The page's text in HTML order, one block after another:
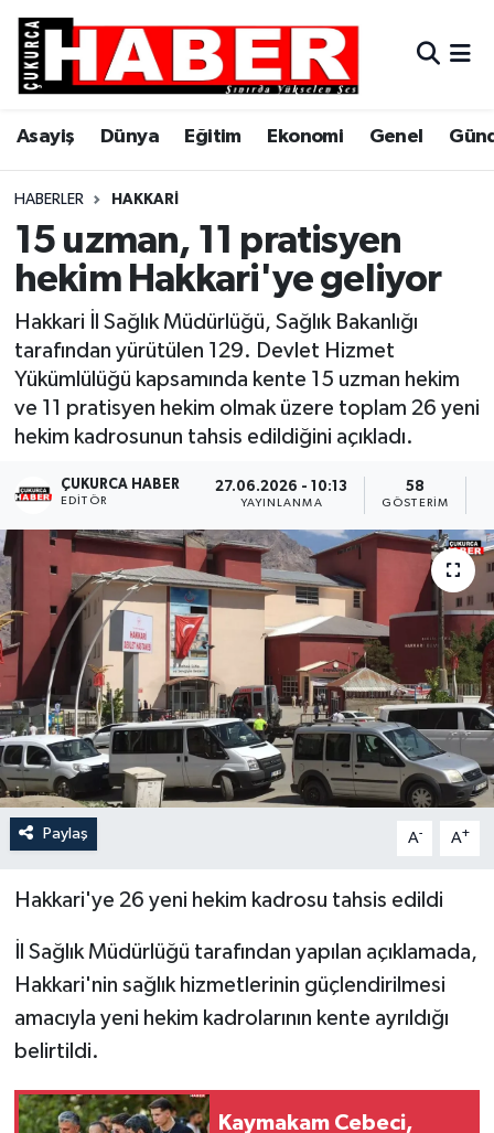
Asayiş Dünya Eğitim Ekonomi Genel
HABERLER HAKKARI
15 uzman, 11 pratisyen
hekim Hakkari'ye geliyor
Hakkari İl Sağlık Müdürlüğü, Sağlık Bakanlığı
tarafından yürütülen 129. Devlet Hizmet
Yükümlülüğü kapsamında kente 15 uzman hekim
ve 11 pratisyen hekim olmak üzere toplam 26 yeni
hekim kadrosunun tahsis edildiğini açıkladı.
ÇUKURCA HABER
EDITÖR
27.06.2026 - 10:13
YAYINLANMA
58
GÖSTERIM
Paylaş A- A+
Hakkari'ye 26 yeni hekim kadrosu tahsis edildi
İl Sağlık Müdürlüğü tarafından yapılan açıklamada,
Hakkari'nin sağlık hizmetlerinin güçlendirilmesi
amacıyla yeni hekim kadrolarının kente ayrıldığı
belirtildi.
Kaymakam Cebeci,
Asayiş
Dünya
Eğitim
Ekonomi
Genel
Gündem
Hakkari
Siyaset
Son Dakika
Teknoloji
Yaşam
Hava Durumu
Trafik Durumu
Süper Lig Puan Durumu ve Fikstür
Tüm Manşetler
Son Dakika Haberleri
Haber Arşivi